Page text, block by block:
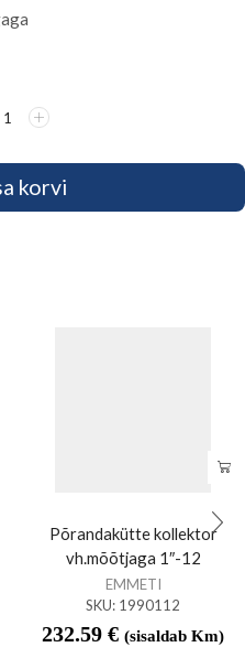
korvi
Põrandakütte kollektor
vh.mõõtjaga 1″-12
EMMETI
SKU: 1990112
232.59 € (sisaldab Km)